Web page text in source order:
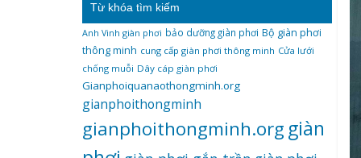
Từ khóa tìm kiếm
Anh Vinh giàn phơi bảo dưỡng giàn phơi Bộ giàn phơi
thông minh cung cấp giàn phơi thông minh Cửa lưới
chống muỗi Dây cáp giàn phơi
Gianphoiquanaothongminh.org
gianphoithongminh
gianphoithongminh.org giàn